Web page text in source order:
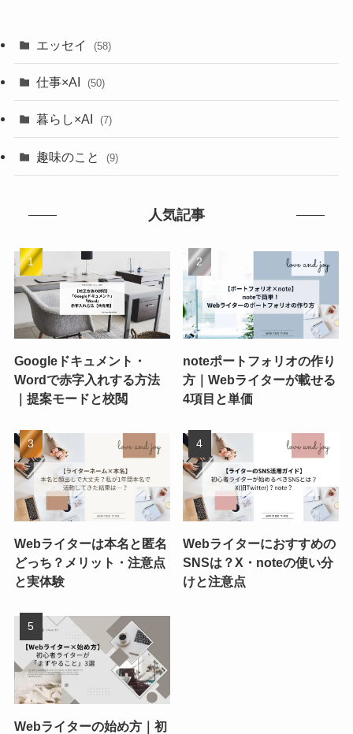
エッセイ (58)
仕事×AI (50)
暮らし×AI (7)
趣味のこと (9)
人気記事
Googleドキュメント・
Wordで赤字入れする方法
｜提案モードと校閲
noteポートフォリオの作り
方｜Webライターが載せる
4項目と単価
Webライターは本名と匿名
どっち？メリット・注意点
と実体験
Webライターにおすすめの
SNSは？X・noteの使い分
けと注意点
Webライターの始め方｜初